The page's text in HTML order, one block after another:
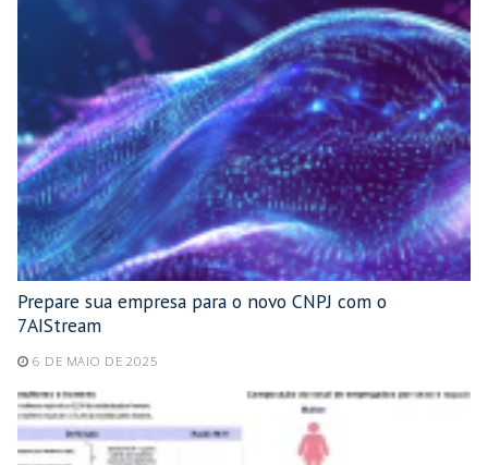
Prepare sua empresa para o novo CNPJ com o
7AIStream
6 DE MAIO DE 2025